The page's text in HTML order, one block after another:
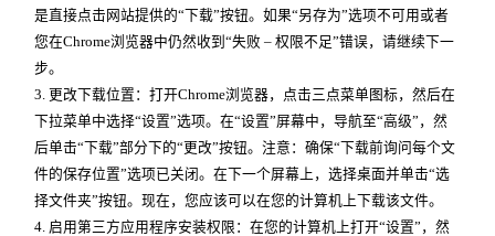
是直接点击网站提供的“下载”按钮。如果“另存为”选项不可用或者
您在Chrome浏览器中仍然收到“失败 – 权限不足”错误，请继续下一
步。
3. 更改下载位置：打开Chrome浏览器，点击三点菜单图标，然后在
下拉菜单中选择“设置”选项。在“设置”屏幕中，导航至“高级”，然
后单击“下载”部分下的“更改”按钮。注意：确保“下载前询问每个文
件的保存位置”选项已关闭。在下一个屏幕上，选择桌面并单击“选
择文件夹”按钮。现在，您应该可以在您的计算机上下载该文件。
4. 启用第三方应用程序安装权限：在您的计算机上打开“设置”，然